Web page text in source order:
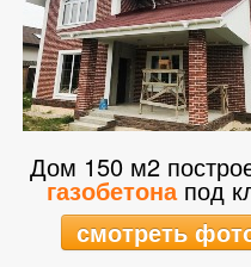
Дом 150 м2
газобетонапод
смотреть